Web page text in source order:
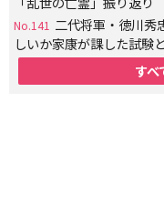
No.141 二代将軍・徳川秀
しいか家康が課した試験
す